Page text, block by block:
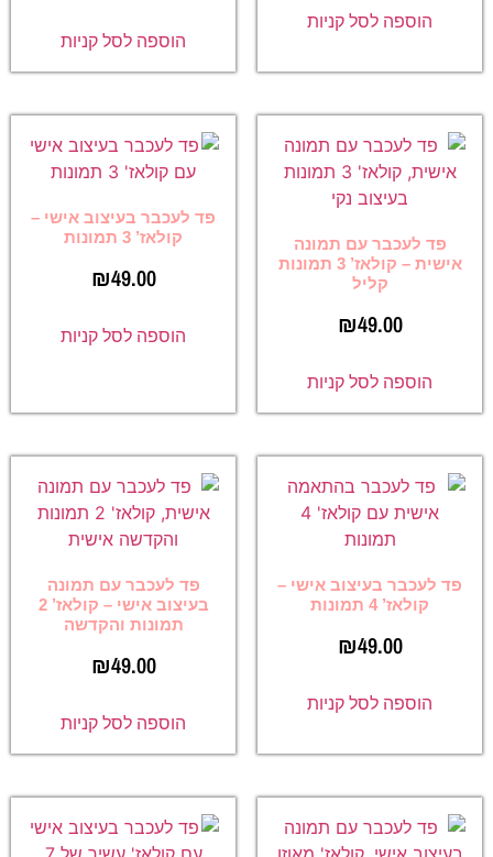
הוספה לסל קניות
הוספה לסל קניות
פד לעכבר עם תמונה
אישית – קולאז’ 3 תמונות
קליל
₪49.00
הוספה לסל קניות
פד לעכבר בעיצוב אישי –
קולאז’ 3 תמונות
₪49.00
הוספה לסל קניות
פד לעכבר בעיצוב אישי –
קולאז’ 4 תמונות
₪49.00
הוספה לסל קניות
פד לעכבר עם תמונה
בעיצוב אישי – קולאז’ 2
תמונות והקדשה
₪49.00
הוספה לסל קניות